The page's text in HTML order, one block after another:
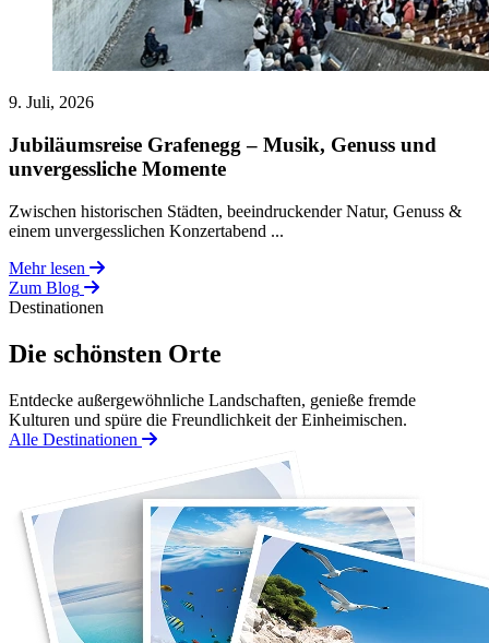
9. Juli, 2026
Jubiläumsreise Grafenegg – Musik, Genuss und
unvergessliche Momente
Zwischen historischen Städten, beeindruckender Natur, Genuss &
einem unvergesslichen Konzertabend ...
Mehr lesen
Zum Blog
Destinationen
Die schönsten Orte
Entdecke außergewöhnliche Landschaften, genieße fremde
Kulturen und spüre die Freundlichkeit der Einheimischen.
Alle Destinationen